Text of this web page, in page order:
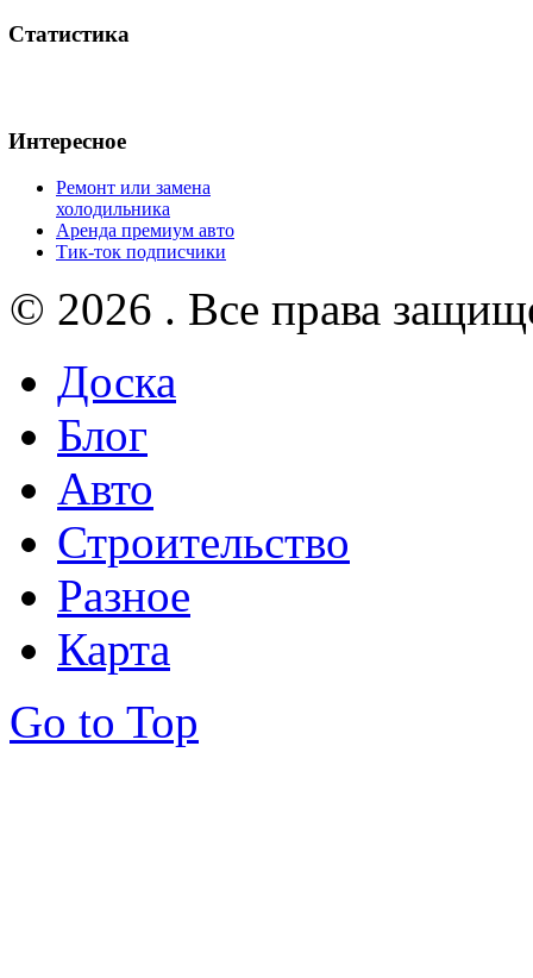
Статистика
Интересное
Ремонт или замена
холодильника
Аренда премиум авто
Тик-ток подписчики
© 2026 . Все права
Доска
Блог
Авто
Строительство
Разное
Карта
Go to Top